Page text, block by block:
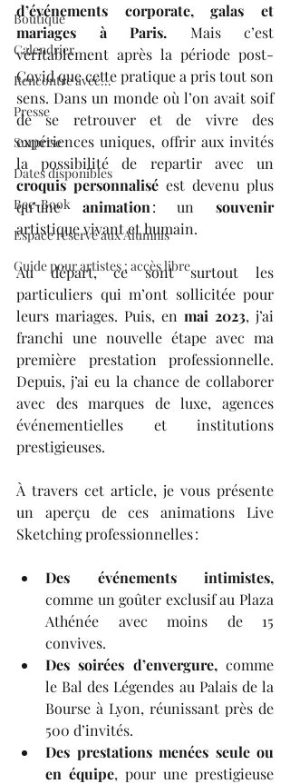
Boutique
Calendrier
Rencontre avec...
Presse
Surprise
Dates disponibles
Bee-Book
Espace réservé aux Alumnis
Guide pour artistes : accès libre
d’événements corporate, galas et
mariages à Paris. Mais c’est
véritablement après la période post-
Covid que cette pratique a pris tout son
sens. Dans un monde où l’on avait soif
de se retrouver et de vivre des
expériences uniques, offrir aux invités
croquis personnalisé est devenu plus
qu’une animation : un souvenir
artistique vivant et humain.
Au départ, ce sont surtout les
particuliers qui m’ont sollicitée pour
leurs mariages. Puis, en mai 2023, j’ai
franchi une nouvelle étape avec ma
première prestation professionnelle.
Depuis, j’ai eu la chance de collaborer
avec des marques de luxe, agences
événementielles et institutions
prestigieuses.
À travers cet article, je vous présente
un aperçu de ces animations Live
Sketching professionnelles :
Des événements intimistes,
comme un goûter exclusif au Plaza
Athénée avec moins de 15
convives.
Des soirées d’envergure, comme
le Bal des Légendes au Palais de la
Bourse à Lyon, réunissant près de
500 d’invités.
Des prestations menées seule ou
en équipe, pour une prestigieuse